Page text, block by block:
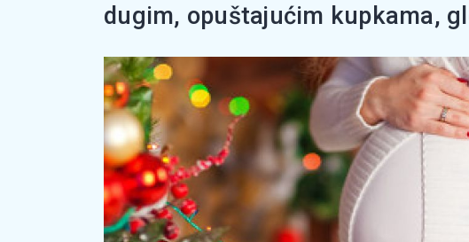
dugim, opuštajućim kupkama,